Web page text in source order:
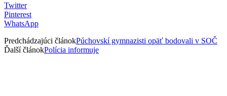
Twitter
Pinterest
WhatsApp
Predchádzajúci článokPúchovskí gymnazisti opäť bodovali v SOČ
Ďalší článokPolícia informuje